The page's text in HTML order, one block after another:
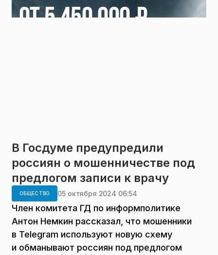
В Госдуме предупредили
россиян о мошенничестве под
предлогом записи к врачу
ОБЩЕСТВО 05 октября 2024 06:54
Член комитета ГД по информполитике
Антон Немкин рассказал, что мошенники
в Telegram используют новую схему
и обманывают россиян под предлогом